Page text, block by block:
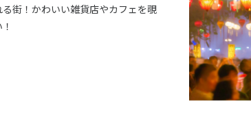
街！かわいい雑貨店やカフェを覗